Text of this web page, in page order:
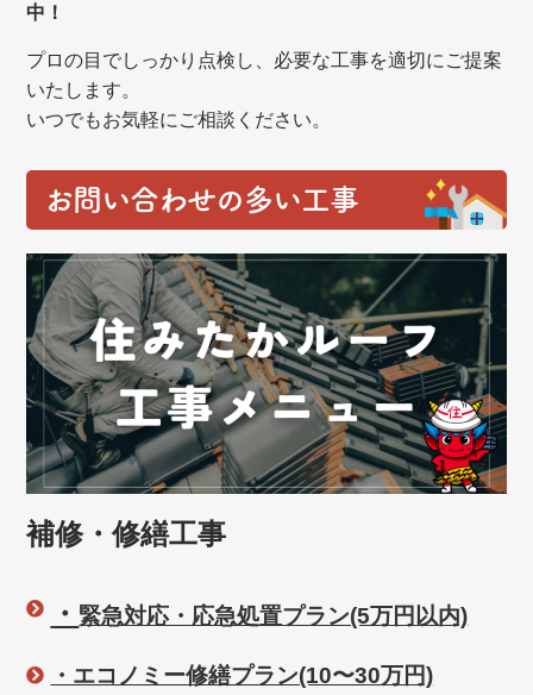
中！
プロの目でしっかり点検し、必要な工事を適切にご提案
いたします。
いつでもお気軽にご相談ください。
お問い合わせの多い工事
補修・修繕工事
・ 緊急対応・応急処置プラン(5万円以内)
・エコノミー修繕プラン(10〜30万円)